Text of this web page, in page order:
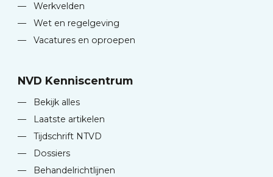
—
Werkvelden
—
Wet en regelgeving
—
Vacatures en oproepen
NVD Kenniscentrum
—
Bekijk alles
—
Laatste artikelen
—
Tijdschrift NTVD
—
Dossiers
—
Behandelrichtlijnen